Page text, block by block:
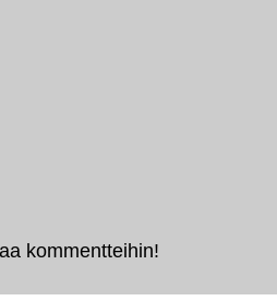
kommentteihin!